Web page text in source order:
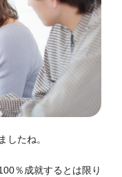
したね。
％成就するとは限り